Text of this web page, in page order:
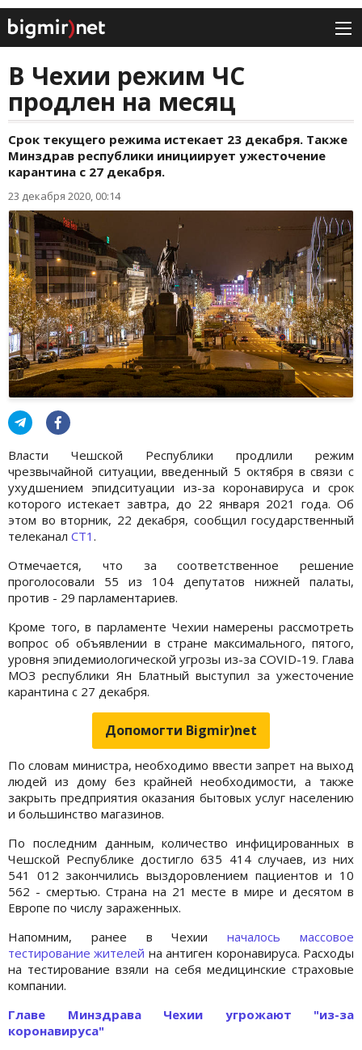
В Чехии режим ЧС
продлен на месяц
Срок текущего режима истекает 23 декабря. Также
Минздрав республики инициирует ужесточение
карантина с 27 декабря.
23 декабря 2020, 00:14
Власти Чешской Республики продлили режим
чрезвычайной ситуации, введенный 5 октября в связи с
ухудшением эпидситуации из-за коронавируса и срок
которого истекает завтра, до 22 января 2021 года. Об
этом во вторник, 22 декабря, сообщил государственный
телеканал СT1 .
Отмечается, что за соответственное решение
проголосовали 55 из 104 депутатов нижней палаты,
против - 29 парламентариев.
Кроме того, в парламенте Чехии намерены рассмотреть
вопрос об объявлении в стране максимального, пятого,
уровня эпидемиологической угрозы из-за COVID-19. Глава
МОЗ республики Ян Блатный выступил за ужесточение
карантина с 27 декабря.
Допомогти Bigmir)net
По словам министра, необходимо ввести запрет на выход
людей из дому без крайней необходимости, а также
закрыть предприятия оказания бытовых услуг населению
и большинство магазинов.
По последним данным, количество инфицированных в
Чешской Республике достигло 635 414 случаев, из них
541 012 закончились выздоровлением пациентов и 10
562 - смертью. Страна на 21 месте в мире и десятом в
Европе по числу зараженных.
Напомним, ранее в Чехииначалось массовое
тестирование жителей на антиген коронавируса. Расходы
на тестирование взяли на себя медицинские страховые
компании.
Главе Минздрава Чехии угрожают "из-за
коронавируса"